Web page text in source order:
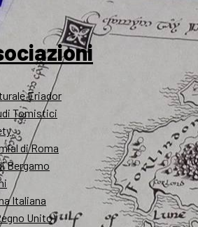
Eriador
Tomistici
di Roma
Bergamo
Italiana
Unito)